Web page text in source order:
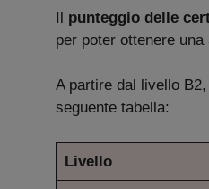
Il punteggio delle
per poter ottenere una
A partire dal livello
seguente tabella:
Livello